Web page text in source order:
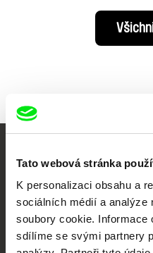
Tato webová stránka
K personalizaci obsahu a
sociálních médií a
soubory cookie. Informace
sdílíme se svými partnery
Nové